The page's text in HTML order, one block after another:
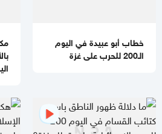
04:35 مساءاً
مصادر صحفية تكشف تفاصيل الرسائل
الفشل ينتظر "مجلس السلام العالمي"
خطاب أبو عبيدة في اليوم
الـ200 للحرب على غزة